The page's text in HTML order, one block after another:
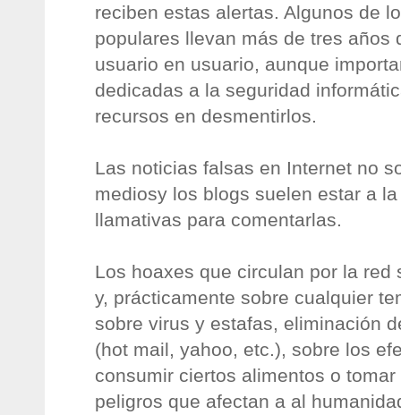
reciben estas alertas. Algunos de
populares llevan más de tres años
usuario en usuario, aunque
dedicadas a la seguridad
recursos en desmentirlos.
Las noticias falsas en Internet no
mediosy los blogs suelen estar a
llamativas para comentarlas.
Los hoaxes que circulan por la red
y, prácticamente sobre cualquier
sobre virus y estafas, eliminación
(hot mail, yahoo, etc.), sobre los
consumir ciertos alimentos o
peligros que afectan a al